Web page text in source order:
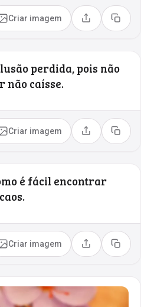
Criar imagem Compartilhar
Copiar
perdida, pois não
não caísse.
Criar imagem Compartilhar
Copiar
é fácil encontrar
Criar imagem Compartilhar
Copiar